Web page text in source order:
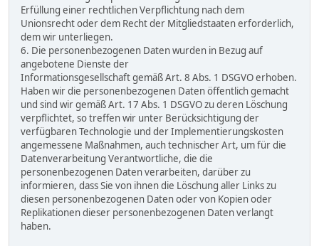
Erfüllung einer rechtlichen Verpflichtung nach dem
Unionsrecht oder dem Recht der Mitgliedstaaten erforderlich,
dem wir unterliegen.
6. Die personenbezogenen Daten wurden in Bezug auf
angebotene Dienste der
Informationsgesellschaft gemäß Art. 8 Abs. 1 DSGVO erhoben.
Haben wir die personenbezogenen Daten öffentlich gemacht
und sind wir gemäß Art. 17 Abs. 1 DSGVO zu deren Löschung
verpflichtet, so treffen wir unter Berücksichtigung der
verfügbaren Technologie und der Implementierungskosten
angemessene Maßnahmen, auch technischer Art, um für die
Datenverarbeitung Verantwortliche, die die
personenbezogenen Daten verarbeiten, darüber zu
informieren, dass Sie von ihnen die Löschung aller Links zu
diesen personenbezogenen Daten oder von Kopien oder
Replikationen dieser personenbezogenen Daten verlangt
haben.